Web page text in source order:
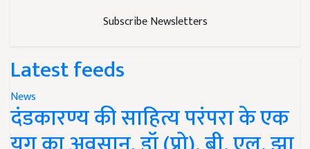
Subscribe Newsletters
Latest feeds
News
दंडकारण्य की साहित्य परंपरा के एक